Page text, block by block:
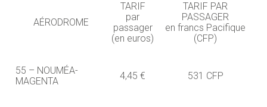
AÉRODROME
TARIF
par
passager
(en euros)
TARIF PAR
PASSAGER
en francs Pacifique
(CFP)
55 – NOUMÉA-
MAGENTA
4,45 € 531 CFP